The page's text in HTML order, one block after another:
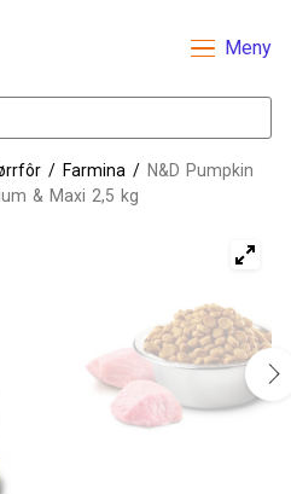
Meny
/ Farmina / N&D Pumpkin
& Maxi 2,5 kg